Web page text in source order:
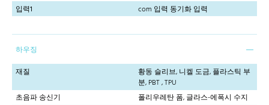
입력1
com 입력 동기화 입력
하우징
재질
황동 슬리브, 니켈 도금, 플라스틱 부
분, PBT , TPU
초음파 송신기
폴리우레탄 폼, 글라스-에폭시 수지